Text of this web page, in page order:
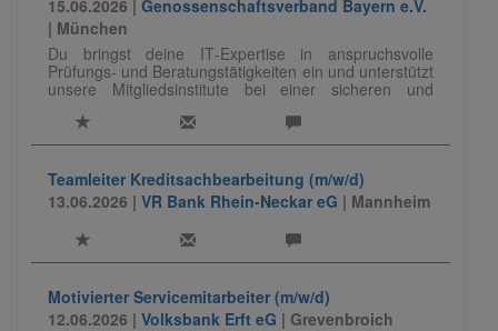
15.06.2026 | Genossenschaftsverband Bayern e.V.
| München
Du bringst deine IT‑Expertise in anspruchsvolle
Prüfungs- und Beratungstätigkeiten ein und unterstützt
unsere Mitgliedsinstitute bei einer sicheren und
eigenständig durch, berätst zu Themen wie
Informationssicherheit und Datenschutz und teilst dein
Für unseren Bereich Prüfung Banken, IT-Audit/-
Compliance suchen wir zur Verstärkung und
weiteren Aufbau des Teams Spezialisten (m/w/d) in
der IT-Prüfung.
Teamleiter Kreditsachbearbeitung (m/w/d)
13.06.2026 | VR Bank Rhein-Neckar eG | Mannheim
Motivierter Servicemitarbeiter (m/w/d)
12.06.2026 | Volksbank Erft eG | Grevenbroich